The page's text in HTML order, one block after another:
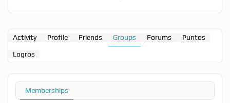
Activity Profile Friends Groups Forums Puntos
Logros
Memberships